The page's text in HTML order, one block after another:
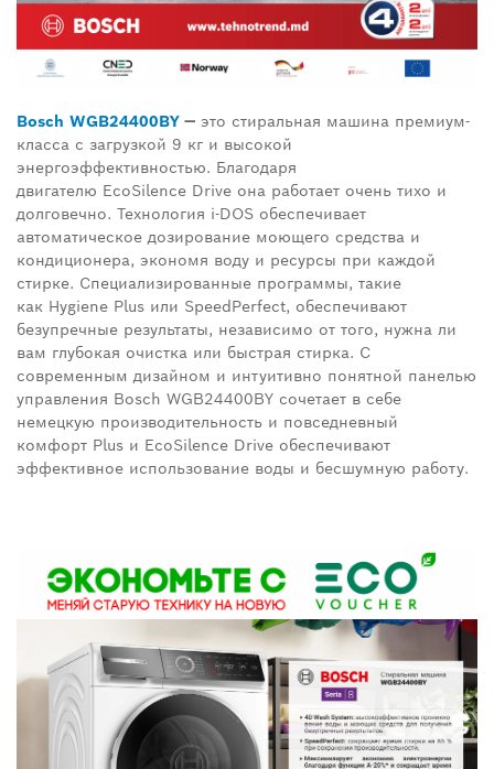
Bosch WGB24400BY — это стиральная машина премиум-
класса с загрузкой 9 кг и высокой
энергоэффективностью. Благодаря
двигателю EcoSilence Drive она работает очень тихо и
долговечно. Технология i-DOS обеспечивает
автоматическое дозирование моющего средства и
кондиционера, экономя воду и ресурсы при каждой
стирке. Специализированные программы, такие
как Hygiene Plus или SpeedPerfect, обеспечивают
безупречные результаты, независимо от того, нужна ли
вам глубокая очистка или быстрая стирка. С
современным дизайном и интуитивно понятной панелью
управления Bosch WGB24400BY сочетает в себе
немецкую производительность и повседневный
комфорт Plus и EcoSilence Drive обеспечивают
эффективное использование воды и бесшумную работу.